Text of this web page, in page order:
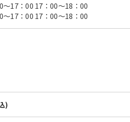
〜17：00 17：00〜18：00
〜17：00 17：00〜18：00
)
website will be
so it may
translation.
translation start